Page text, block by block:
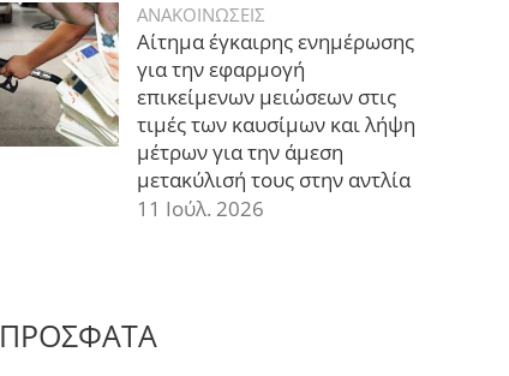
ΑΝΑΚΟΙΝΩΣΕΙΣ
Αίτημα έγκαιρης ενημέρωσης
για την εφαρμογή
επικείμενων μειώσεων στις
τιμές των καυσίμων και λήψη
μέτρων για την άμεση
μετακύλισή τους στην αντλία
11 Ιούλ. 2026
ΠΡΟΣΦΑΤΑ